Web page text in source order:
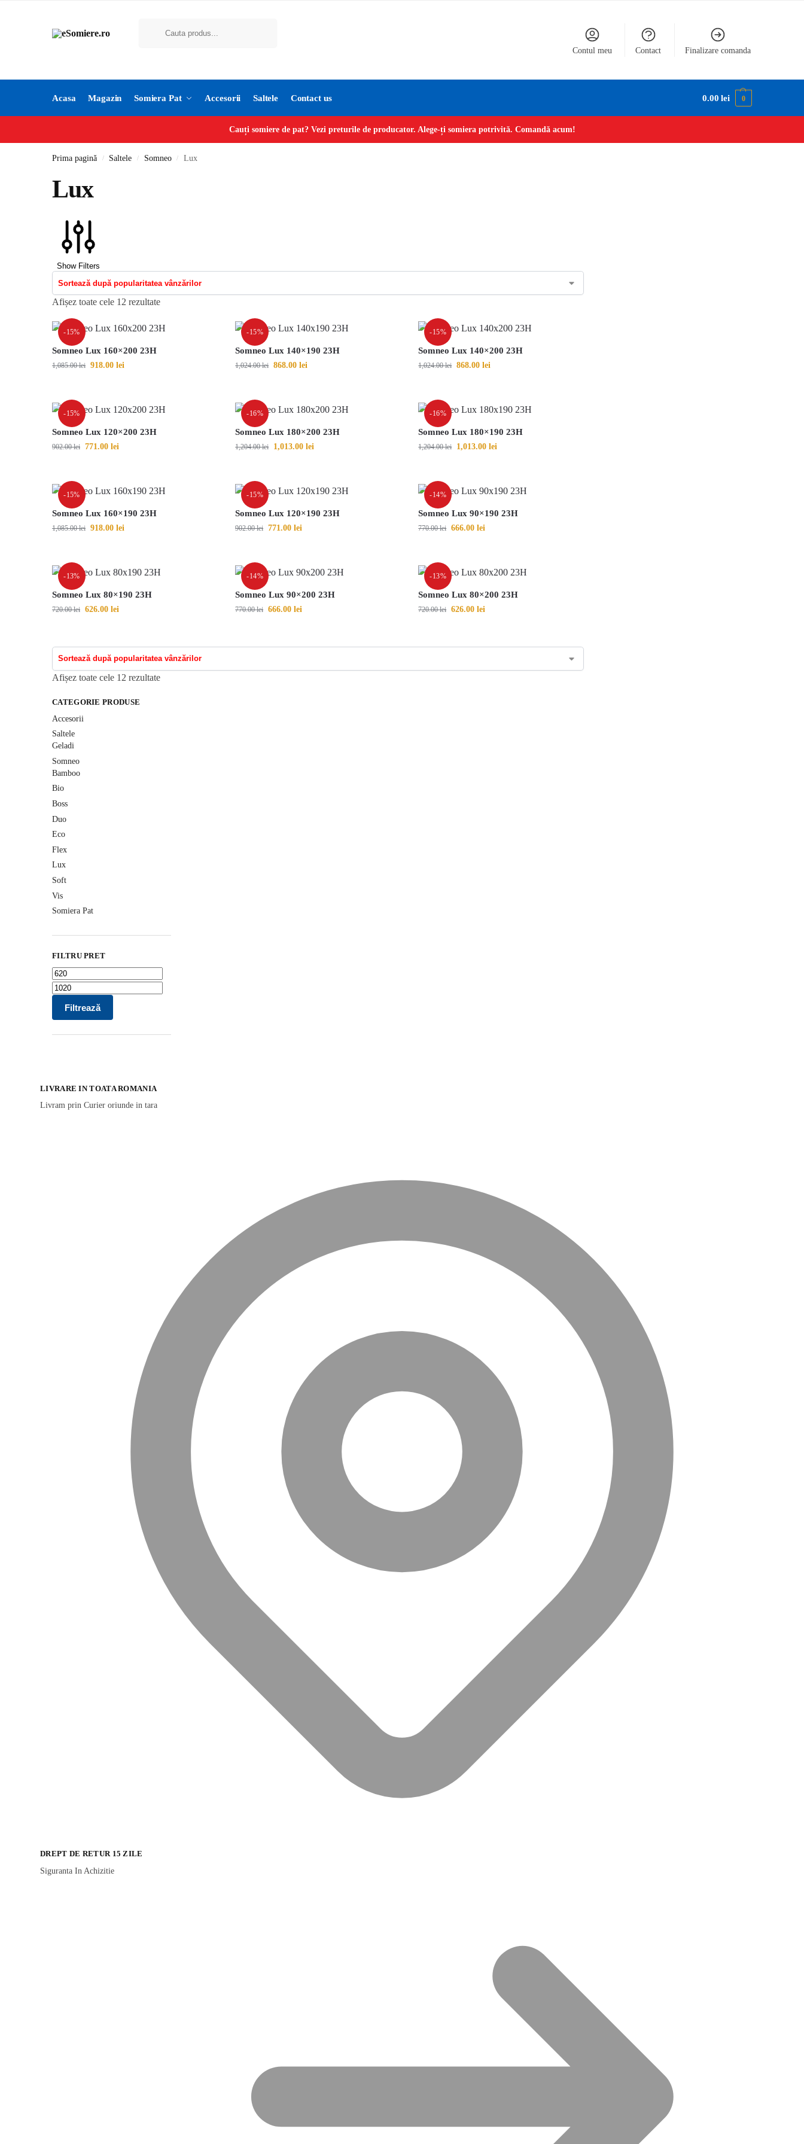
Contul meu Contact Finalizare comanda
Acasa Magazin Somiera Pat Accesorii Saltele Contact us 0.00lei 0
Cauți somiere de pat? Vezi preturile de producator. Alege-ți somiera potrivită. Comandă acum!
Prima pagină / Saltele / Somneo / Lux
Lux
Show Filters
Afișez toate cele 12 rezultate
-15%
Somneo Lux 160×200 23H
1,085.00lei 918.00 lei
-15%
Somneo Lux 140×190 23H
1,024.00lei 868.00lei
-15%
Somneo Lux 140×200 23H
1,024.00lei 868.00lei
-15%
Somneo Lux 120×200 23H
902.00lei 771.00 lei
-16%
Somneo Lux 180×200 23H
1,204.00lei 1,013.00lei
-16%
Somneo Lux 180×190 23H
1,204.00lei 1,013.00lei
-15%
Somneo Lux 160×190 23H
1,085.00lei 918.00 lei
-15%
Somneo Lux 120×190 23H
902.00lei 771.00lei
-14%
Somneo Lux 90×190 23H
770.00lei 666.00lei
-13%
Somneo Lux 80×190 23H
720.00lei 626.00 lei
-14%
Somneo Lux 90×200 23H
770.00lei 666.00lei
-13%
Somneo Lux 80×200 23H
720.00lei 626.00lei
Afișez toate cele 12 rezultate
CATEGORIE PRODUSE
Accesorii
Saltele
Geladi
Somneo
Bamboo
Bio
Boss
Duo
Eco
Flex
Lux
Soft
Vis
Somiera Pat
FILTRU PRET
Filtrează
LIVRARE IN TOATA ROMANIA
Livram prin Curier oriunde in tara
DREPT DE RETUR 15 ZILE
Siguranta In Achizitie